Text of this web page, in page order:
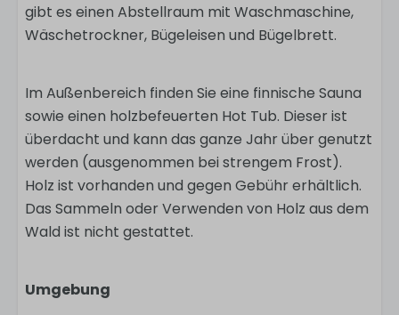
gibt es einen Abstellraum mit Waschmaschine,
Wäschetrockner, Bügeleisen und Bügelbrett.
Im Außenbereich finden Sie eine finnische Sauna
sowie einen holzbefeuerten Hot Tub. Dieser ist
überdacht und kann das ganze Jahr über genutzt
werden (ausgenommen bei strengem Frost).
Holz ist vorhanden und gegen Gebühr erhältlich.
Das Sammeln oder Verwenden von Holz aus dem
Wald ist nicht gestattet.
Umgebung